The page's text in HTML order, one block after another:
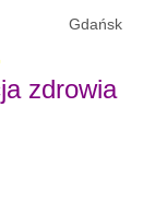
Gdańsk
zdrowia